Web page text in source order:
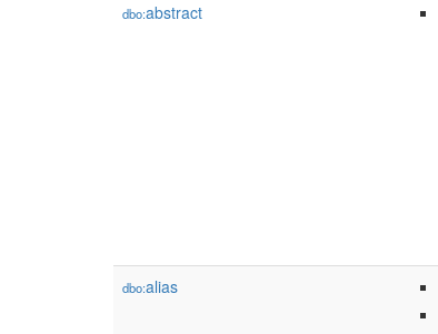
dbo:abstract
dbo:alias